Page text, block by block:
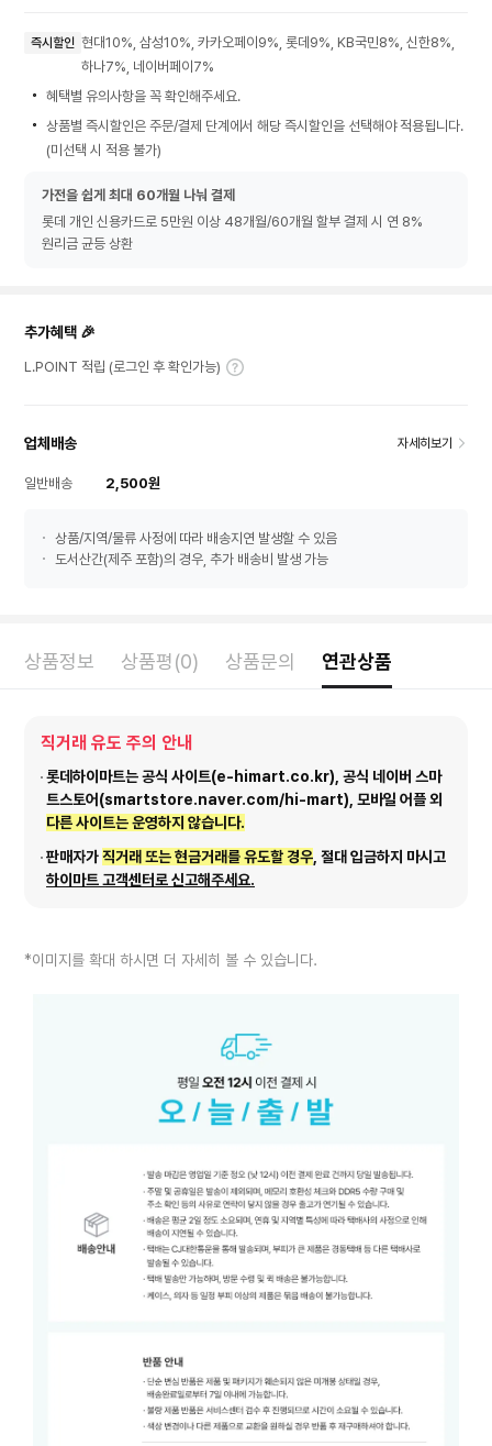
즉시할인 현대10%, 삼성10%, 카카오페이9%, 롯데9%, KB국민8%, 신한8%,
하나7%, 네이버페이7%
혜택별 유의사항을 꼭 확인해주세요.
상품별 즉시할인은 주문/결제 단계에서 해당 즉시할인을 선택해야 적용됩니다.
(미선택 시 적용 불가)
가전을 쉽게 최대 60개월 나눠 결제
롯데 개인 신용카드로 5만원 이상 48개월/60개월 할부 결제 시 연 8%
원리금 균등 상환
추가혜택 🎉
L.POINT 적립 (로그인 후 확인가능)
업체배송 자세히보기
일반배송 2,500원
상품/지역/물류 사정에 따라 배송지연 발생할 수 있음
도서산간(제주 포함)의 경우, 추가 배송비 발생 가능
상품정보 상품평(0) 상품문의 연관상품
직거래 유도 주의 안내
롯데하이마트는 공식 사이트(e-himart.co.kr), 공식 네이버 스마
트스토어(smartstore.naver.com/hi-mart), 모바일 어플 외
다른 사이트는 운영하지 않습니다.
판매자가직거래 또는 현금거래를 유도할 경우 , 절대 입금하지 마시고
하이마트 고객센터로 신고해주세요.
*이미지를 확대 하시면 더 자세히 볼 수 있습니다.